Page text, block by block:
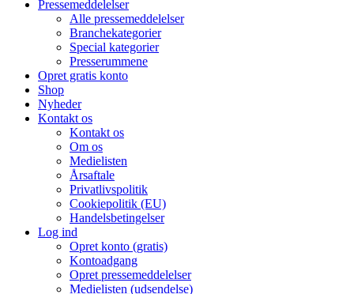
Pressemeddelelser
Alle pressemeddelelser
Branchekategorier
Special kategorier
Presserummene
Opret gratis konto
Shop
Nyheder
Kontakt os
Kontakt os
Om os
Medielisten
Årsaftale
Privatlivspolitik
Cookiepolitik (EU)
Handelsbetingelser
Log ind
Opret konto (gratis)
Kontoadgang
Opret pressemeddelelser
Medielisten (udsendelse)